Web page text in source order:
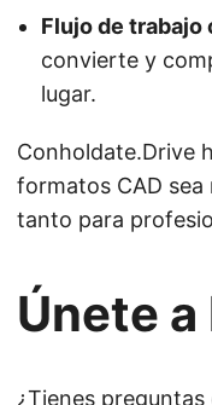
Flujo de trabajo
convierte y
lugar.
Conholdate.Drive
formatos CAD
tanto para
Únete
¿Tienes